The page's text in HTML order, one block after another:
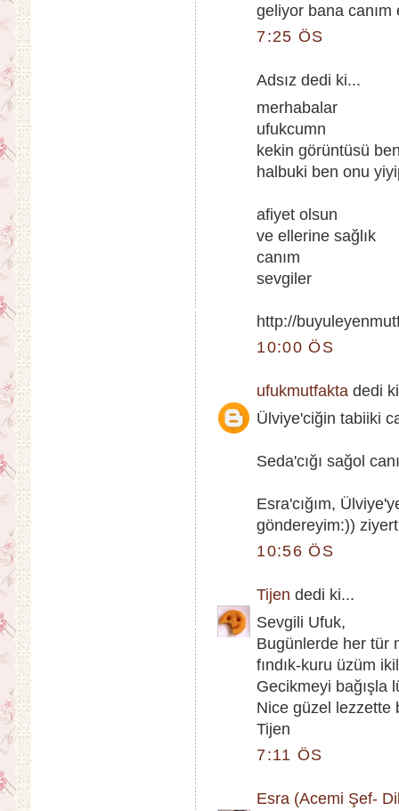
geliyor bana canım
7:25 ÖS
Adsız dedi ki...
merhabalar
ufukcumn
kekin görüntüsü
halbuki ben onu
afiyet olsun
ve ellerine sağlık
canım
sevgiler
http://
10:00 ÖS
ufukmutfakta dedi
Ülviye'ciğin tabiiki
Seda'cığı sağol
Esra'cığım,
göndereyim:))
10:56 ÖS
Tijen dedi ki...
Sevgili Ufuk,
Bugünlerde her tür
fındık-kuru üzüm
Gecikmeyi bağışla
Nice güzel lezzette
Tijen
7:11 ÖS
Esra (Acemi Şef-